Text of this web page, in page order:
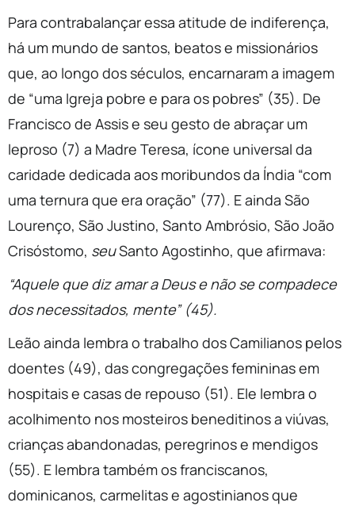
Para contrabalançar essa atitude de indiferença,
há um mundo de santos, beatos e missionários
que, ao longo dos séculos, encarnaram a imagem
de “uma Igreja pobre e para os pobres” (35). De
Francisco de Assis e seu gesto de abraçar um
leproso (7) a Madre Teresa, ícone universal da
caridade dedicada aos moribundos da Índia “com
uma ternura que era oração” (77). E ainda São
Lourenço, São Justino, Santo Ambrósio, São João
Crisóstomo, seuSanto Agostinho, que afirmava:
“Aquele que diz amar a Deus e não se compadece
dos necessitados, mente” (45).
Leão ainda lembra o trabalho dos Camilianos pelos
doentes (49), das congregações femininas em
hospitais e casas de repouso (51). Ele lembra o
acolhimento nos mosteiros beneditinos a viúvas,
crianças abandonadas, peregrinos e mendigos
(55). E lembra também os franciscanos,
dominicanos, carmelitas e agostinianos que